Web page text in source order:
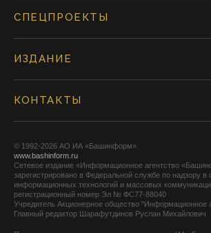
СПЕЦПРОЕКТЫ
ИЗДАНИЕ
КОНТАКТЫ
© 1992-2026 АО ИА «Башинформ».
www.bashinform.ru
Сетевое издание «Информационное агентство
зарегистрировано в Федеральной службе по надзору в
информационных технологий и массовых
регистрационный номер Эл № ФС77-88040
Учредитель Акционерное общество "Информационное
Главный редактор Шарафутдинов Руслан Михайлович